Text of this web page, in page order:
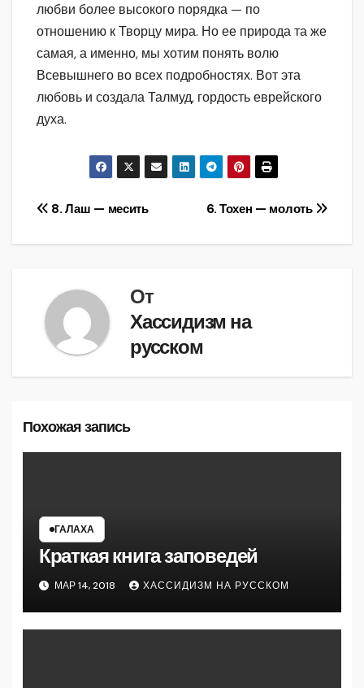
любви более высокого порядка — по
отношению к Творцу мира. Но ее природа та же
самая, а именно, мы хотим понять волю
Всевышнего во всех подробностях. Вот эта
любовь и создала Талмуд, гордость еврейского
духа.
Навигация
по
6. Тохен — молоть
8. Лаш — месить
От
Хассидизм на
русском
Похожая запись
ГАЛАХА
Краткая книга заповедей
МАР 14, 2018 ХАССИДИЗМ НА РУССКОМ